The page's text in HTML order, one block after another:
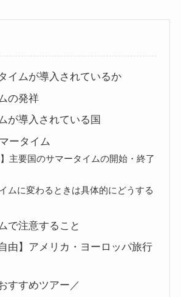
イムが導入されているか
の発祥
が導入されている国
ータイム
】主要国のサマータイムの開始・終了
ムに変わるときは具体的にどうする
で注意すること
由】アメリカ・ヨーロッパ旅行
すすめツアー／